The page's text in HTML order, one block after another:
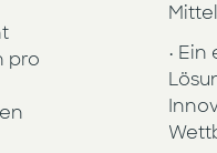
pro
•